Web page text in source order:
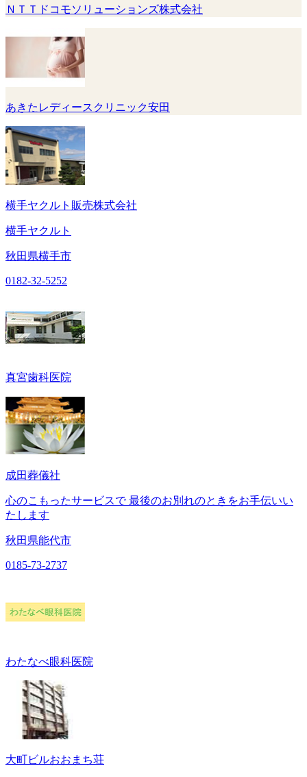
ＮＴＴドコモソリューションズ株式会社
あきたレディースクリニック安田
横手ヤクルト販売株式会社
横手ヤクルト
秋田県横手市
0182-32-5252
真宮歯科医院
成田葬儀社
心のこもったサービスで 最後のお別れのときをお手伝いい
たします
秋田県能代市
0185-73-2737
わたなべ眼科医院
大町ビルおおまち荘